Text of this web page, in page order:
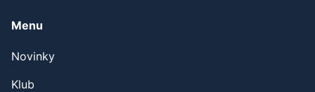
Menu
Novinky
Klub